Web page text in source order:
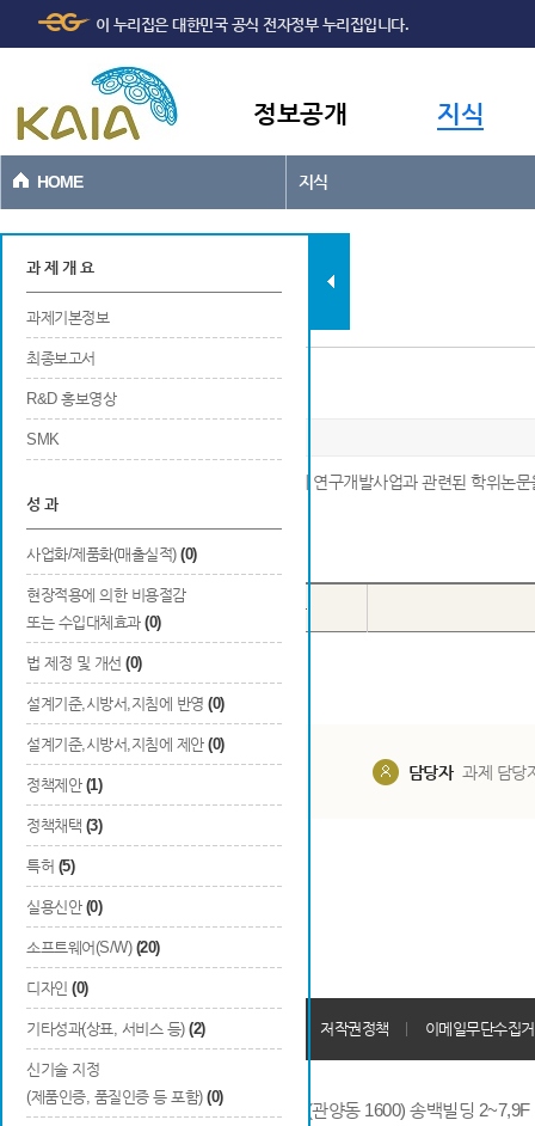
본문바로가기
이 누리집은 대한민국 공식 전자정부 누리집입니다.
정보공개 지식
HOME 지식
과제현황
과 제 개 요
과제기본정보
최종보고서
R&D 홍보영상
SMK
성 과
사업화/제품화(매출실적) (0)
현장적용에 의한 비용절감
또는 수입대체효과 (0)
법 제정 및 개선 (0)
설계기준,시방서,지침에 반영 (0)
설계기준,시방서,지침에 제안 (0)
정책제안 (1)
정책채택 (3)
특허 (5)
실용신안 (0)
소프트웨어(S/W) (20)
디자인 (0)
기타성과(상표, 서비스 등) (2)
신기술 지정
(제품인증, 품질인증 등 포함) (0)
포상
※ 해당 연구개발사업에 참여중 또는 참여 후에 연구개발사업과 관련된 학위논
Total0건
번호 국내/국외
담당자 과제 담당
개인정보처리방침 회원가입약관 저작권정책 이메일무단수집
14066 경기도 안양시 동안구 시민대로 286 (관양동 1600) 송백빌딩